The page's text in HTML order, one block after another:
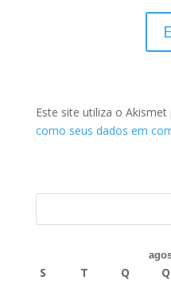
Este site utiliza o Akismet
como seus dados em
S T Q Q